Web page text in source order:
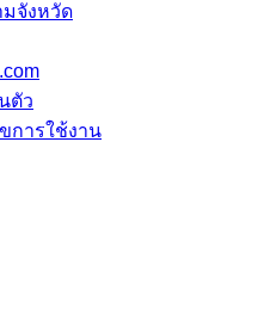
จังหวัด
ตัว
การใช้งาน